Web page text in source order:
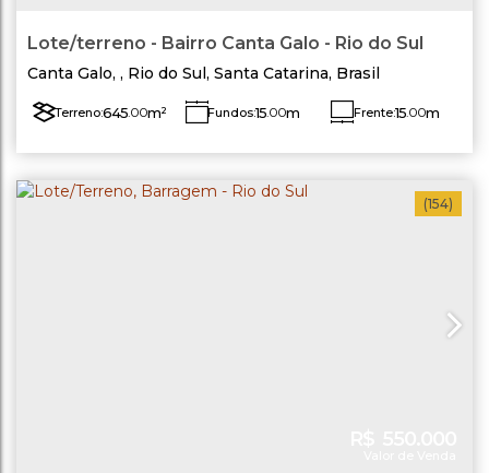
Lote/terreno - Bairro Canta Galo - Rio do Sul
Canta Galo , Rio do Sul, Santa Catarina, Brasil
Terreno:645.00m² Fundos:15.00m Frente:15.00m
(154)